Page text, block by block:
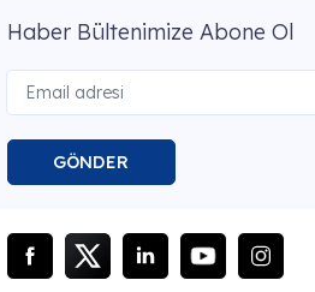
Haber Bültenimize Abone Ol
GÖNDER